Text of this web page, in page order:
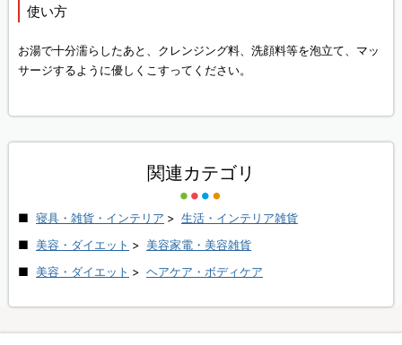
使い方
お湯で十分濡らしたあと、クレンジング料、洗顔料等を泡立て、マッ
サージするように優しくこすってください。
関連カテゴリ
寝具・雑貨・インテリア > 生活・インテリア雑貨
美容・ダイエット > 美容家電・美容雑貨
美容・ダイエット > ヘアケア・ボディケア